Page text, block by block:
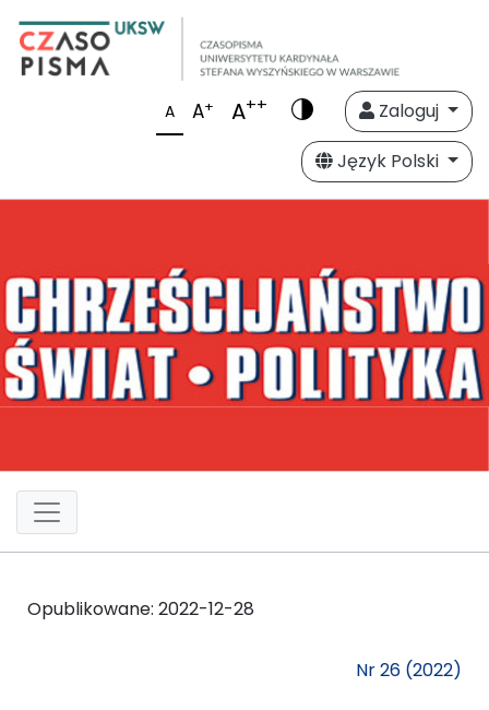
A A+ A++
Zaloguj
Język Polski
Opublikowane: 2022-12-28
Nr 26 (2022)